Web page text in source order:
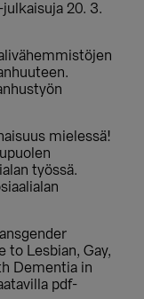
20. 3.
mielessä!
työssä.
to Lesbian, Gay,
Dementia in
pdf-